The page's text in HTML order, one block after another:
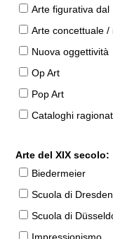
Arte figurativa dal
Arte concettuale /
Nuova oggettività
Op Art
Pop Art
Cataloghi
Arte del XIX secolo:
Biedermeier
Scuola di Dresden
Scuola di
Impressionismo